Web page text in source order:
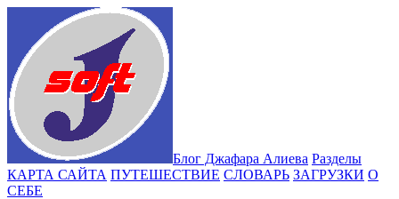
Блог Джафара Алиева Разделы
КАРТА САЙТА ПУТЕШЕСТВИЕ СЛОВАРЬ ЗАГРУЗКИ О
СЕБЕ